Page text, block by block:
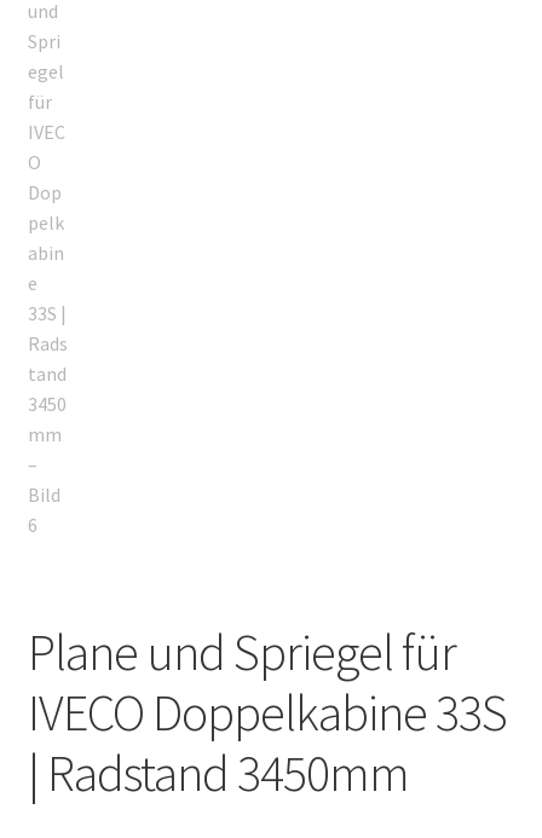
Plane und Spriegel für
IVECO Doppelkabine 33S
| Radstand 3450mm